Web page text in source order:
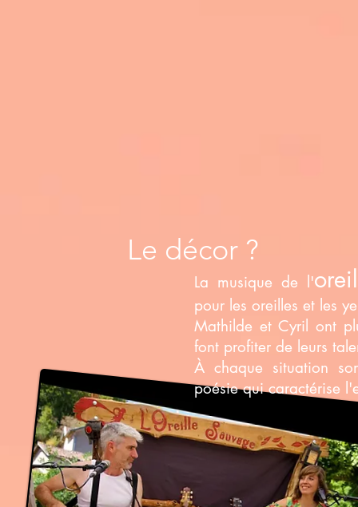
Le décor ?
La musique de l'
pour les oreilles et les
Mathilde et Cyril ont
font profiter de leurs
À chaque situation
poésie qui caractérise